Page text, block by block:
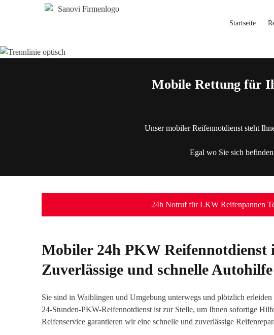
Startseite
Mobile Rettung für
Unser mobiler Reifennotdienst steht
Egal wo Sie sich
24h Notruf für LKW Reifenpannen
Mobiler 24h PKW Reifennotdienst
Zuverlässige und schnelle
Sie sind in Waiblingen und Umgebung unterwegs und plötzlich
24-Stunden-PKW-Reifennotdienst ist zur Stelle, um Ihnen sofortige
Reifenservice garantieren wir eine schnelle und zuverlässige